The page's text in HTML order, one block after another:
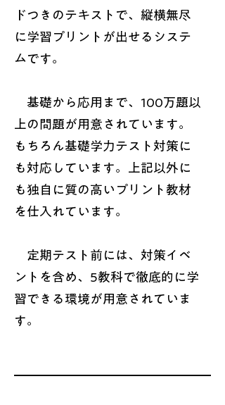
ドつきのテキストで、縦横無尽
に学習プリントが出せるシステ
ムです。
基礎から応用まで、100万題以
上の問題が用意されています。
もちろん基礎学力テスト対策に
も対応しています。上記以外に
も独自に質の高いプリント教材
を仕入れています。
​ 定期テスト前には、対策イベ
ントを含め、5教科で徹底的に学
習できる環境が用意されていま
す。